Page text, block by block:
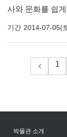
사와 문화를 쉽
과서에 나오는
기간 2014-07-05(
1